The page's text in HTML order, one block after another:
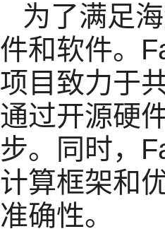
为了满足
件和软件。
项目致力于
通过开源硬
步。同时，
计算框架和
准确性。